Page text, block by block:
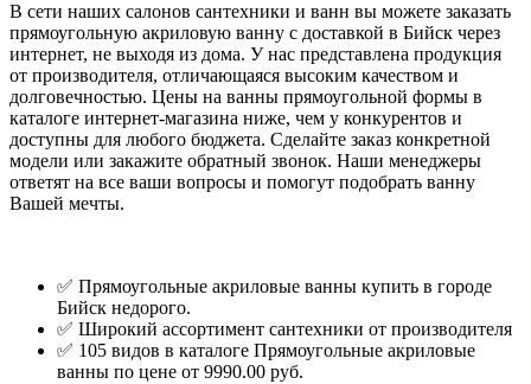
В сети наших салонов сантехники и ванн вы можете заказать
прямоугольную акриловую ванну с доставкой в Бийск через
интернет, не выходя из дома. У нас представлена продукция
от производителя, отличающаяся высоким качеством и
долговечностью. Цены на ванны прямоугольной формы в
каталоге интернет-магазина ниже, чем у конкурентов и
доступны для любого бюджета. Сделайте заказ конкретной
модели или закажите обратный звонок. Наши менеджеры
ответят на все ваши вопросы и помогут подобрать ванну
Вашей мечты.
✅ Прямоугольные акриловые ванны купить в городе
Бийск недорого.
✅ Широкий ассортимент сантехники от производителя
✅ 105 видов в каталоге Прямоугольные акриловые
ванны по цене от 9990.00 руб.